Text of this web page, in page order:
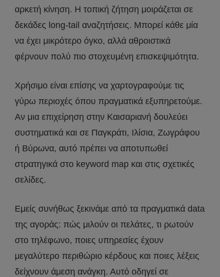
αρκετή κίνηση. Η τοπική ζήτηση μοιράζεται σε
δεκάδες long-tail αναζητήσεις. Μπορεί κάθε μία
να έχει μικρότερο όγκο, αλλά αθροιστικά
φέρνουν πολύ πιο στοχευμένη επισκεψιμότητα.
Χρήσιμο είναι επίσης να χαρτογραφούμε τις
γύρω περιοχές όπου πραγματικά εξυπηρετούμε.
Αν μια επιχείρηση στην Καισαριανή δουλεύει
συστηματικά και σε Παγκράτι, Ιλίσια, Ζωγράφου
ή Βύρωνα, αυτό πρέπει να αποτυπωθεί
στρατηγικά στο keyword map και στις σχετικές
σελίδες.
Εμείς συνήθως ξεκινάμε από τα πραγματικά data
της αγοράς: πώς μιλούν οι πελάτες, τι ρωτούν
στο τηλέφωνο, ποιες υπηρεσίες έχουν
μεγαλύτερο περιθώριο κέρδους και ποιες λέξεις
δείχνουν άμεση ανάγκη. Αυτό οδηγεί σε